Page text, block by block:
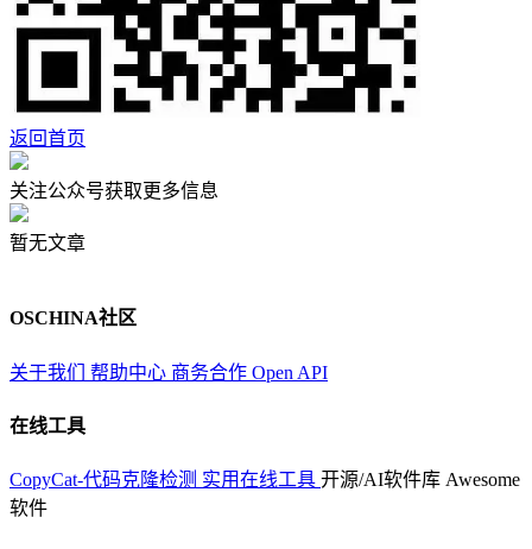
返回首页
关注公众号获取更多信息
暂无文章
OSCHINA社区
关于我们 帮助中心 商务合作 Open API
在线工具
CopyCat-代码克隆检测 实用在线工具 开源/AI软件库 Awesome
软件